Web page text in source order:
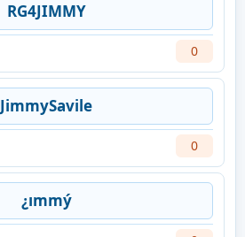
RG4JIMMY
0
JimmySavile
0
¿ımmý